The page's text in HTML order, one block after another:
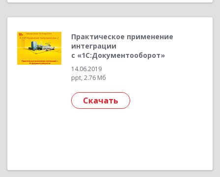
Практическое применение
интеграции
с «1С:Документооборот»
14.06.2019
ppt, 2.76 Мб
Скачать